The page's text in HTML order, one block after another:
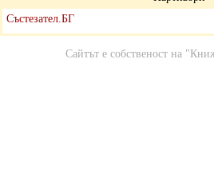
Състезател.БГ
Сайтът е собственост на